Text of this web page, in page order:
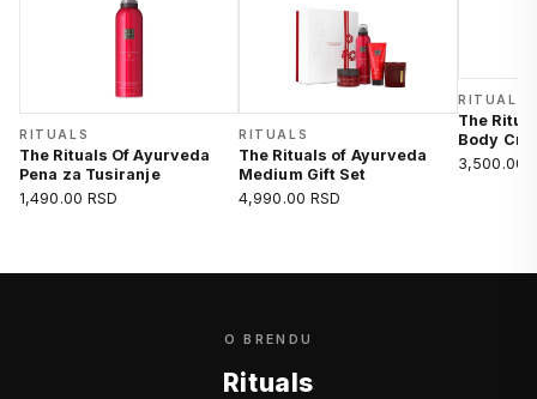
RITUALS
The Rituals Of Ayurveda
Pena za Tusiranje
1,490.00 RSD
RITUALS
The Rituals of Ayurveda
Medium Gift Set
4,990.00 RSD
RITUALS
The
Body
3,500.00
O BRENDU
Rituals